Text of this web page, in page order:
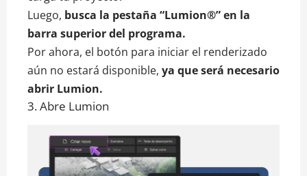
Luego, busca la pestaña “Lumion®” en la
barra superior del programa.
Por ahora, el botón para iniciar el renderizado
aún no estará disponible, ya que será necesario
abrir Lumion.
3. Abre Lumion